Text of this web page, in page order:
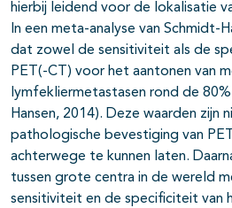
hierbij leidend voor de lokalisatie
In een meta-analyse van Schmidt-
dat zowel de sensitiviteit als de
PET(-CT) voor het aantonen van
lymfekliermetastasen rond de
Hansen, 2014). Deze waarden zijn
pathologische bevestiging van
achterwege te kunnen laten.
tussen grote centra in de wereld
sensitiviteit en de specificiteit van